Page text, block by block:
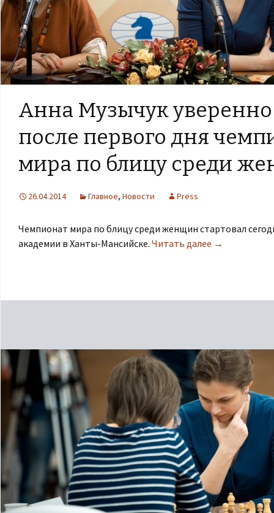
Анна Музычук
после первого дня
мира по блицу среди
26.04.2014 Главное, Новости Press
Чемпионат мира по блицу среди женщин стартовал
академии в Ханты-Мансийске. Читать далее →